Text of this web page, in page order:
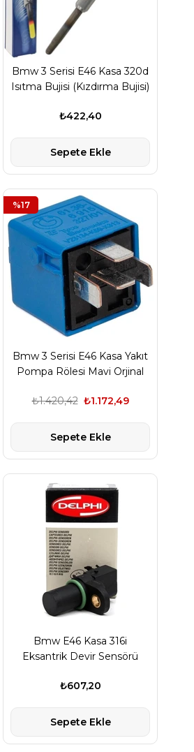
Bmw 3 Serisi E46 Kasa 320d
Isıtma Bujisi (Kızdırma Bujisi)
₺422,40
Sepete Ekle
Bmw 3 Serisi E46 Kasa Yakıt
Pompa Rölesi Mavi Orjinal
₺1.172,49
₺1.420,42
Sepete Ekle
%17
Bmw E46 Kasa 316i
Eksantrik Devir Sensörü
₺607,20
Sepete Ekle